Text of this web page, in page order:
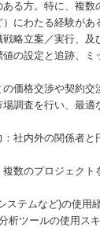
ある方。特に、複
にわたる経験があ
戦略立案／実行、
の設定と追跡、ミ
価格交渉や契約交
場調査を行い、最
：社内外の関係者
複数のプロジェク
ステムなど)の使用
析ツールの使用ス